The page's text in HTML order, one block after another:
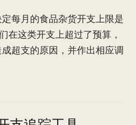
每月的食品杂货开支上限是
在这类开支上超过了预算，
超支的原因，并作出相应调